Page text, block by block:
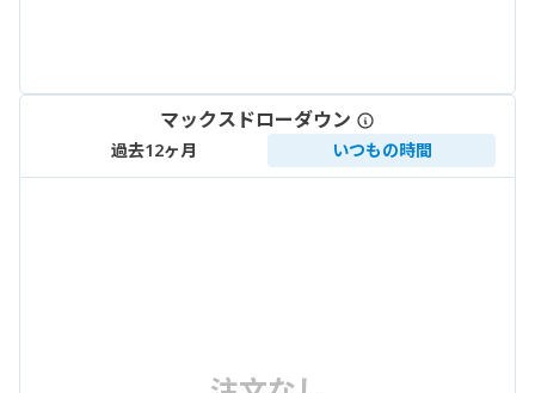
マックスドローダウン
過去12ヶ月 いつもの時間